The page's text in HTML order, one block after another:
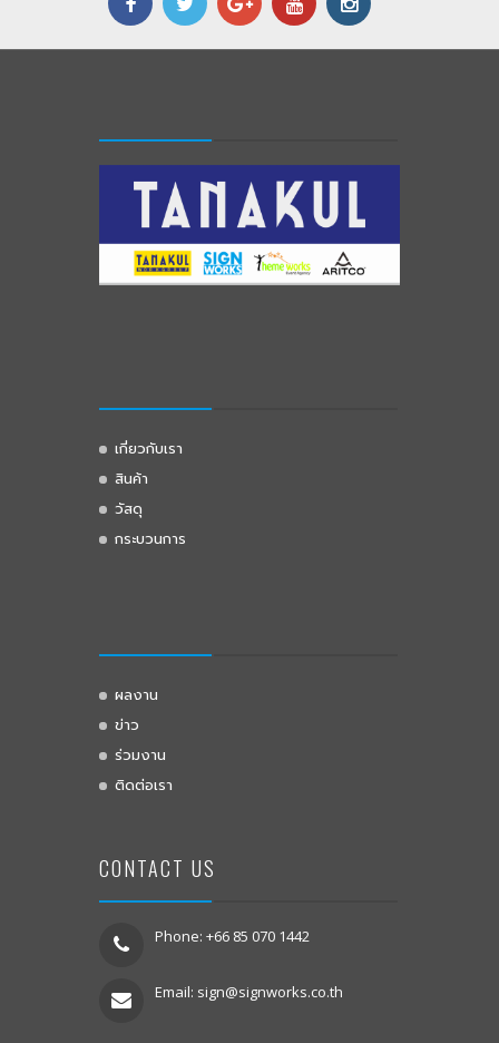
เกี่ยวกับเรา
สินค้า
วัสดุ
กระบวนการ
ผลงาน
ข่าว
ร่วมงาน
ติดต่อเรา
CONTACT US
Phone: +66 85 070 1442
Email: sign@signworks.co.th